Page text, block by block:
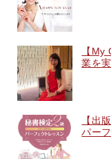
【
業を
【出
パー